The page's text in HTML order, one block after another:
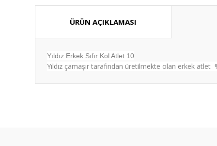
ÜRÜN AÇIKLAMASI
Yıldız Erkek Sıfır Kol Atlet 10
Yıldız çamaşır tarafından üretilmekte olan erkek